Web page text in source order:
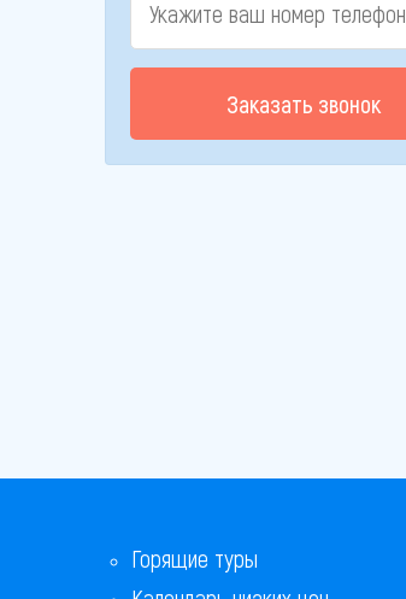
Заказать звонок
Горящие туры